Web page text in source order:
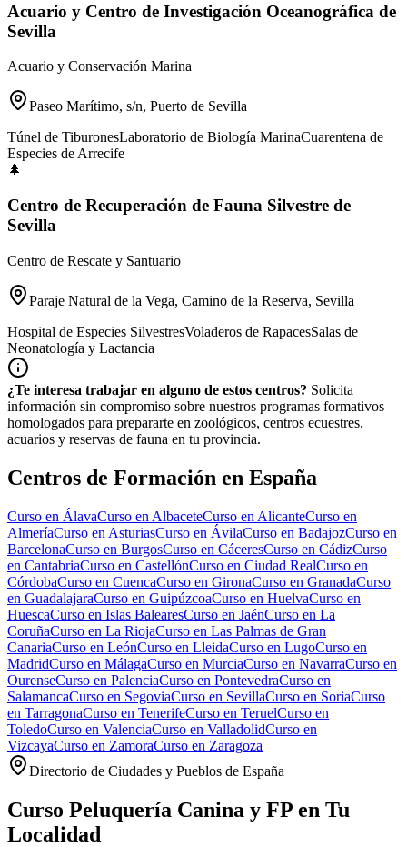
Acuario y Centro de Investigación Oceanográfica de
Sevilla
Acuario y Conservación Marina
Paseo Marítimo, s/n, Puerto de Sevilla
Túnel de TiburonesLaboratorio de Biología MarinaCuarentena de
Especies de Arrecife
🌲
Centro de Recuperación de Fauna Silvestre de
Sevilla
Centro de Rescate y Santuario
Paraje Natural de la Vega, Camino de la Reserva, Sevilla
Hospital de Especies SilvestresVoladeros de RapacesSalas de
Neonatología y Lactancia
¿Te interesa trabajar en alguno de estos centros? Solicita
información sin compromiso sobre nuestros programas formativos
homologados para prepararte en zoológicos, centros ecuestres,
acuarios y reservas de fauna en tu provincia.
Centros de Formación en España
Curso en ÁlavaCurso en AlbaceteCurso en AlicanteCurso en
AlmeríaCurso en AsturiasCurso en ÁvilaCurso en BadajozCurso en
BarcelonaCurso en BurgosCurso en CáceresCurso en CádizCurso
en CantabriaCurso en CastellónCurso en Ciudad RealCurso en
CórdobaCurso en CuencaCurso en GironaCurso en GranadaCurso
en GuadalajaraCurso en GuipúzcoaCurso en HuelvaCurso en
HuescaCurso en Islas BalearesCurso en JaénCurso en La
CoruñaCurso en La RiojaCurso en Las Palmas de Gran
CanariaCurso en LeónCurso en LleidaCurso en LugoCurso en
MadridCurso en MálagaCurso en MurciaCurso en NavarraCurso en
OurenseCurso en PalenciaCurso en PontevedraCurso en
SalamancaCurso en SegoviaCurso en SevillaCurso en SoriaCurso
en TarragonaCurso en TenerifeCurso en TeruelCurso en
ToledoCurso en ValenciaCurso en ValladolidCurso en
VizcayaCurso en ZamoraCurso en Zaragoza
Directorio de Ciudades y Pueblos de España
Curso Peluquería Canina y FP en Tu
Localidad